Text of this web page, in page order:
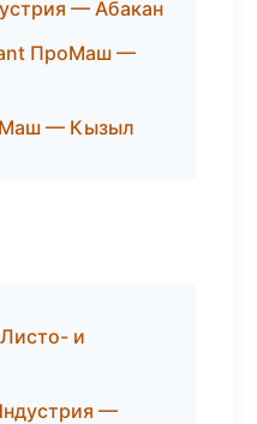
— Абакан
ПроМаш —
— Кызыл
и
—